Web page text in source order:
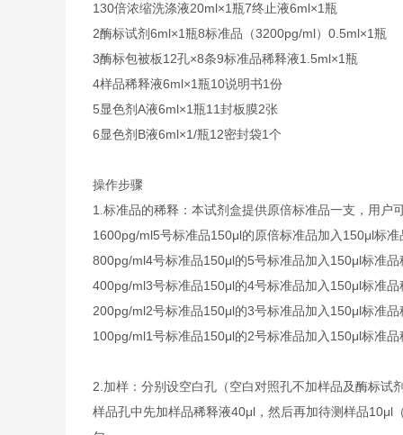
130倍浓缩洗涤液20ml×1瓶7终止液6ml×1瓶
2酶标试剂6ml×1瓶8标准品（3200pg/ml） 0.5ml×1瓶
3酶标包被板12孔×8条9标准品稀释液1.5ml×1瓶
4样品稀释液6ml×1瓶10说明书1份
5显色剂A液6ml×1瓶11封板膜2张
6显色剂B液6ml×1/瓶12密封袋1个
操作步骤
1.标准品的稀释：本试剂盒提供原倍标准品一支，用户
1600pg/ml5号标准品150μl的原倍标准品加入150μl标准
800pg/ml4号标准品150μl的5号标准品加入150μl标准品
400pg/ml3号标准品150μl的4号标准品加入150μl标准品
200pg/ml2号标准品150μl的3号标准品加入150μl标准品
100pg/ml1号标准品150μl的2号标准品加入150μl标准品
2.加样：分别设空白孔（空白对照孔不加样品及酶标试
样品孔中先加样品稀释液40μl，然后再加待测样品10μl